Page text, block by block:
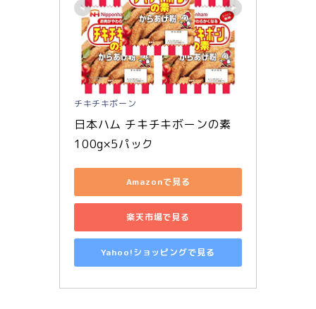
チキチキボーン
日本ハム チキチキボーンの素
100g×5パック
Amazonで見る
楽天市場で見る
Yahoo!ショッピングで見る